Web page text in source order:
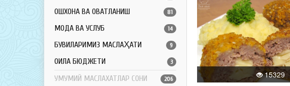
ОШХОНА ВА ОВҚАТЛАНИШ 81
МОДА ВА УСЛУБ 14
БУВИЛАРИМИЗ МАСЛАҲАТИ 9
ОИЛА БЮДЖЕТИ 3
УМУМИЙ МАСЛАХАТЛАР СОНИ 206 15329